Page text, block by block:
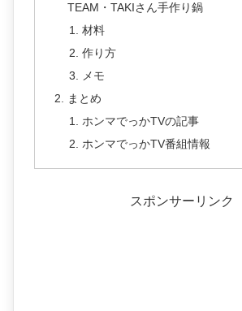
TEAM・TAKIさん手作り鍋
材料
作り方
メモ
まとめ
ホンマでっかTVの記事
ホンマでっかTV番組情報
スポンサーリンク